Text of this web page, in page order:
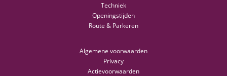
Techniek
Openingstijden
Route & Parkeren
Algemene voorwaarden
Privacy
Actievoorwaarden